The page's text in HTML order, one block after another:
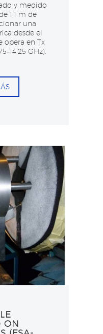
y medido
1,1 m de
una
desde el
opera en Tx
GHz).
ON